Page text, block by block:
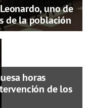
uno de
de la población
horas
de los